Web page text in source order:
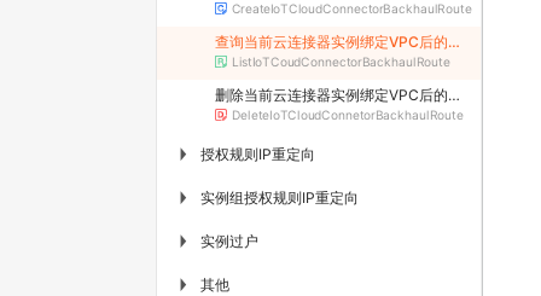
CreateIoTCloudConnectorBackhaulRoute
查询当前云连接器实例绑定VPC后的回程路由
ListIoTCoudConnectorBackhaulRoute
删除当前云连接器实例绑定VPC后的回程路由
DeleteIoTCloudConnetorBackhaulRoute
▶ 授权规则IP重定向
▶ 实例组授权规则IP重定向
▶ 实例过户
▶ 其他